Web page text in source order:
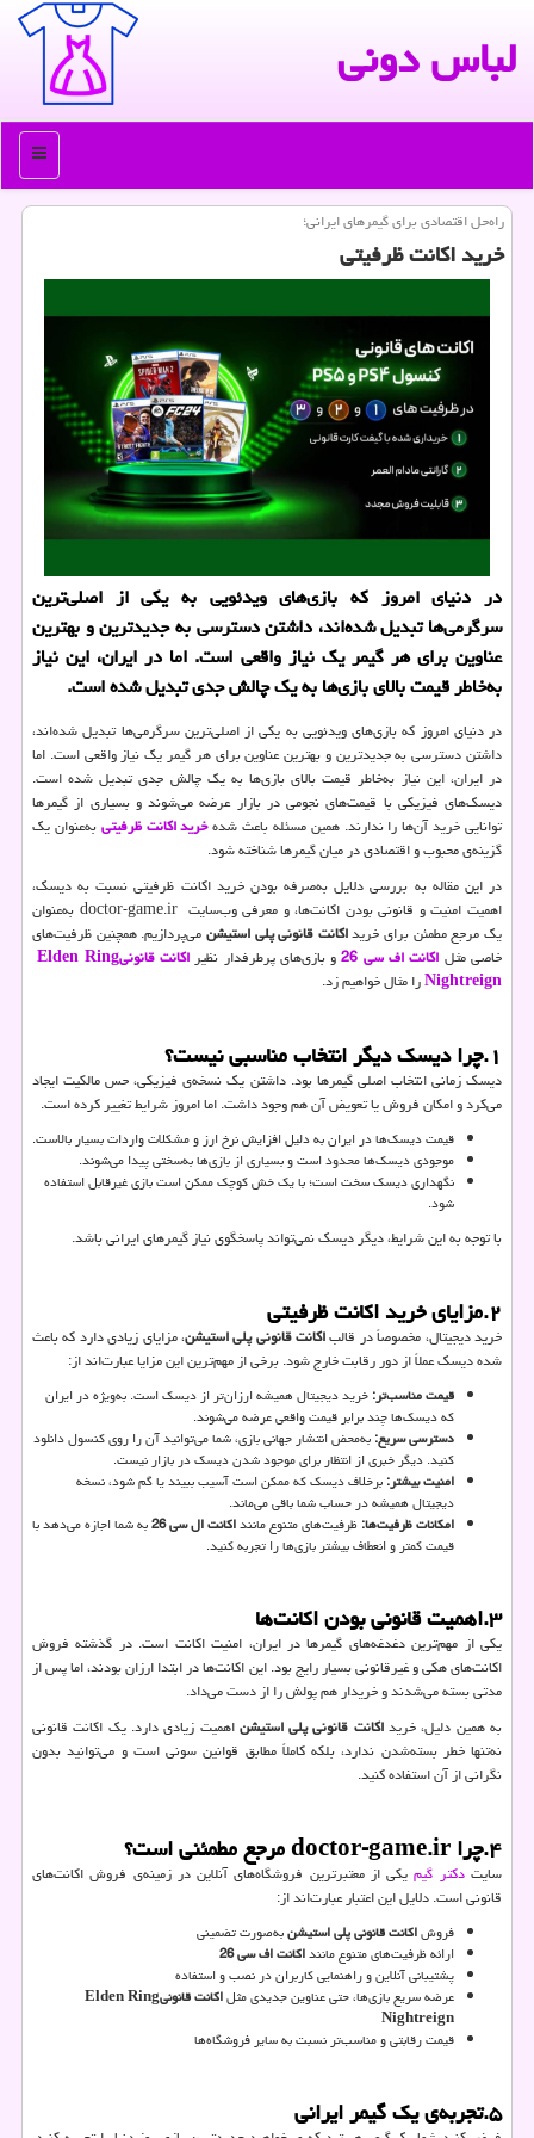
لباس دونی
منو
راه‌حل اقتصادی برای گیمرهای ایرانی؛
خرید اکانت ظرفیتی
در دنیای امروز که بازی‌های ویدئویی به یکی از اصلی‌ترین
سرگرمی‌ها تبدیل شده‌اند، داشتن دسترسی به جدیدترین و بهترین
عناوین برای هر گیمر یک نیاز واقعی است. اما در ایران، این نیاز
به‌خاطر قیمت بالای بازی‌ها به یک چالش جدی تبدیل شده است.
در دنیای امروز که بازی‌های ویدئویی به یکی از اصلی‌ترین سرگرمی‌ها تبدیل شده‌اند،
داشتن دسترسی به جدیدترین و بهترین عناوین برای هر گیمر یک نیاز واقعی است. اما
در ایران، این نیاز به‌خاطر قیمت بالای بازی‌ها به یک چالش جدی تبدیل شده است.
دیسک‌های فیزیکی با قیمت‌های نجومی در بازار عرضه می‌شوند و بسیاری از گیمرها
توانایی خرید آن‌ها را ندارند. همین مسئله باعث شدهخرید اکانت ظرفیتیبه‌عنوان یک
گزینه‌ی محبوب و اقتصادی در میان گیمرها شناخته شود.
در این مقاله به بررسی دلایل به‌صرفه بودن خرید اکانت ظرفیتی نسبت به دیسک،
اهمیت امنیت و قانونی بودن اکانت‌ها، و معرفی وب‌سایت doctor-game.ir به‌عنوان
یک مرجع مطمئن برای خریداکانت قانونی پلی استیشنمی‌پردازیم. همچنین ظرفیت‌های
خاصی مثل اکانت اف سی 26 و بازی‌های پرطرفدار نظیراکانت قانونیElden Ring
Nightreignرا مثال خواهیم زد.
۱.چرا دیسک دیگر انتخاب مناسبی نیست؟
دیسک زمانی انتخاب اصلی گیمرها بود. داشتن یک نسخه‌ی فیزیکی، حس مالکیت ایجاد
می‌کرد و امکان فروش یا تعویض آن هم وجود داشت. اما امروز شرایط تغییر کرده است.
قیمت دیسک‌ها در ایران به دلیل افزایش نرخ ارز و مشکلات واردات بسیار بالاست.
موجودی دیسک‌ها محدود است و بسیاری از بازی‌ها به‌سختی پیدا می‌شوند.
نگهداری دیسک سخت است؛ با یک خش کوچک ممکن است بازی غیرقابل استفاده
شود.
با توجه به این شرایط، دیگر دیسک نمی‌تواند پاسخگوی نیاز گیمرهای ایرانی باشد.
۲.مزایای خرید اکانت ظرفیتی
خرید دیجیتال، مخصوصاً در قالباکانت قانونی پلی استیشن، مزایای زیادی دارد که باعث
شده دیسک عملاً از دور رقابت خارج شود. برخی از مهم‌ترین این مزایا عبارت‌اند از:
قیمت مناسب‌تر:خرید دیجیتال همیشه ارزان‌تر از دیسک است. به‌ویژه در ایران
که دیسک‌ها چند برابر قیمت واقعی عرضه می‌شوند.
دسترسی سریع:به‌محض انتشار جهانی بازی، شما می‌توانید آن را روی کنسول دانلود
کنید. دیگر خبری از انتظار برای موجود شدن دیسک در بازار نیست.
امنیت بیشتر:برخلاف دیسک که ممکن است آسیب ببیند یا گم شود، نسخه
دیجیتال همیشه در حساب شما باقی می‌ماند.
امکانات ظرفیت‌ها: ظرفیت‌های متنوع ماننداکانت ال سی 26
به شما اجازه می‌دهد با
قیمت کمتر و انعطاف بیشتر بازی‌ها را تجربه کنید.
۳.اهمیت قانونی بودن اکانت‌ها
یکی از مهم‌ترین دغدغه‌های گیمرها در ایران، امنیت اکانت است. در گذشته فروش
اکانت‌های هکی و غیرقانونی بسیار رایج بود. این اکانت‌ها در ابتدا ارزان بودند، اما پس از
مدتی بسته می‌شدند و خریدار هم پولش را از دست می‌داد.
به همین دلیل، خریداکانت قانونی پلی استیشناهمیت زیادی دارد. یک اکانت قانونی
نه‌تنها خطر بسته‌شدن ندارد، بلکه کاملاً مطابق قوانین سونی است و می‌توانید بدون
نگرانی از آن استفاده کنید.
۴.چراdoctor-game.irمرجع مطمئنی است؟
سایتدکتر گیمیکی از معتبرترین فروشگاه‌های آنلاین در زمینه‌ی فروش اکانت‌های
قانونی است. دلایل این اعتبار عبارت‌اند از:
فروشاکانت قانونی پلی استیشنبه‌صورت تضمینی
ارائه ظرفیت‌های متنوع ماننداکانت اف سی 26
پشتیبانی آنلاین و راهنمایی کاربران در نصب و استفاده
عرضه سریع بازی‌ها، حتی عناوین جدیدی مثلاکانت قانونیElden Ring
Nightreign
قیمت رقابتی و مناسب‌تر نسبت به سایر فروشگاه‌ها
۵.تجربه‌ی یک گیمر ایرانی